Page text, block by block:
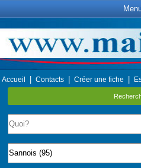
Accueil Contacts Créer une fiche